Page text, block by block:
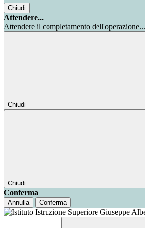
Chiudi
Attendere...
Attendere il completamento dell'operazione...
Chiudi
Chiudi
Conferma
Annulla Conferma